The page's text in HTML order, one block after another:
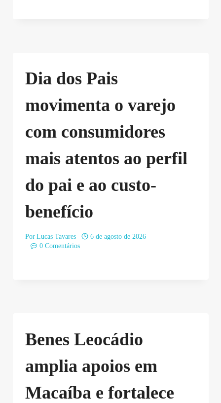
Dia dos Pais
movimenta o varejo
com consumidores
mais atentos ao perfil
do pai e ao custo-
benefício
Por Lucas Tavares
6 de agosto de 2026
0 Comentários
Benes Leocádio
amplia apoios em
Macaíba e fortalece